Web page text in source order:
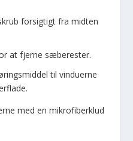
forsigtigt fra midten
at fjerne sæberester.
til vinduerne
med en mikrofiberklud